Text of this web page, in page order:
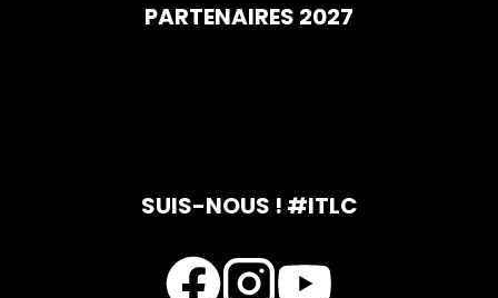
PARTENAIRES 2027
SUIS-NOUS ! #ITLC